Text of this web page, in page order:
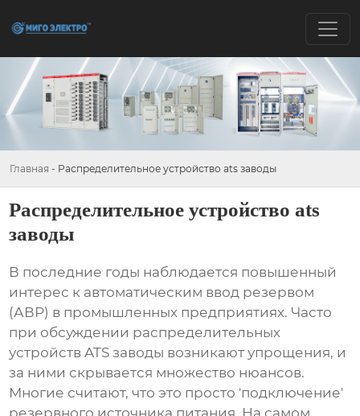
Главная - Распределительное устройство ats заводы
Распределительное устройство ats
заводы
В последние годы наблюдается повышенный
интерес к автоматическим ввод резервом
(АВР) в промышленных предприятиях. Часто
при обсуждении распределительных
устройств ATS заводы возникают упрощения, и
за ними скрывается множество нюансов.
Многие считают, что это просто 'подключение'